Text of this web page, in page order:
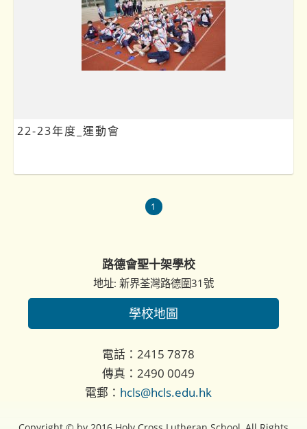
22-23年度_運動會
1
路德會聖十架學校
地址: 新界荃灣路德圍31號
學校地圖
電話：2415 7878
傳真：2490 0049
電郵： hcls@hcls.edu.hk